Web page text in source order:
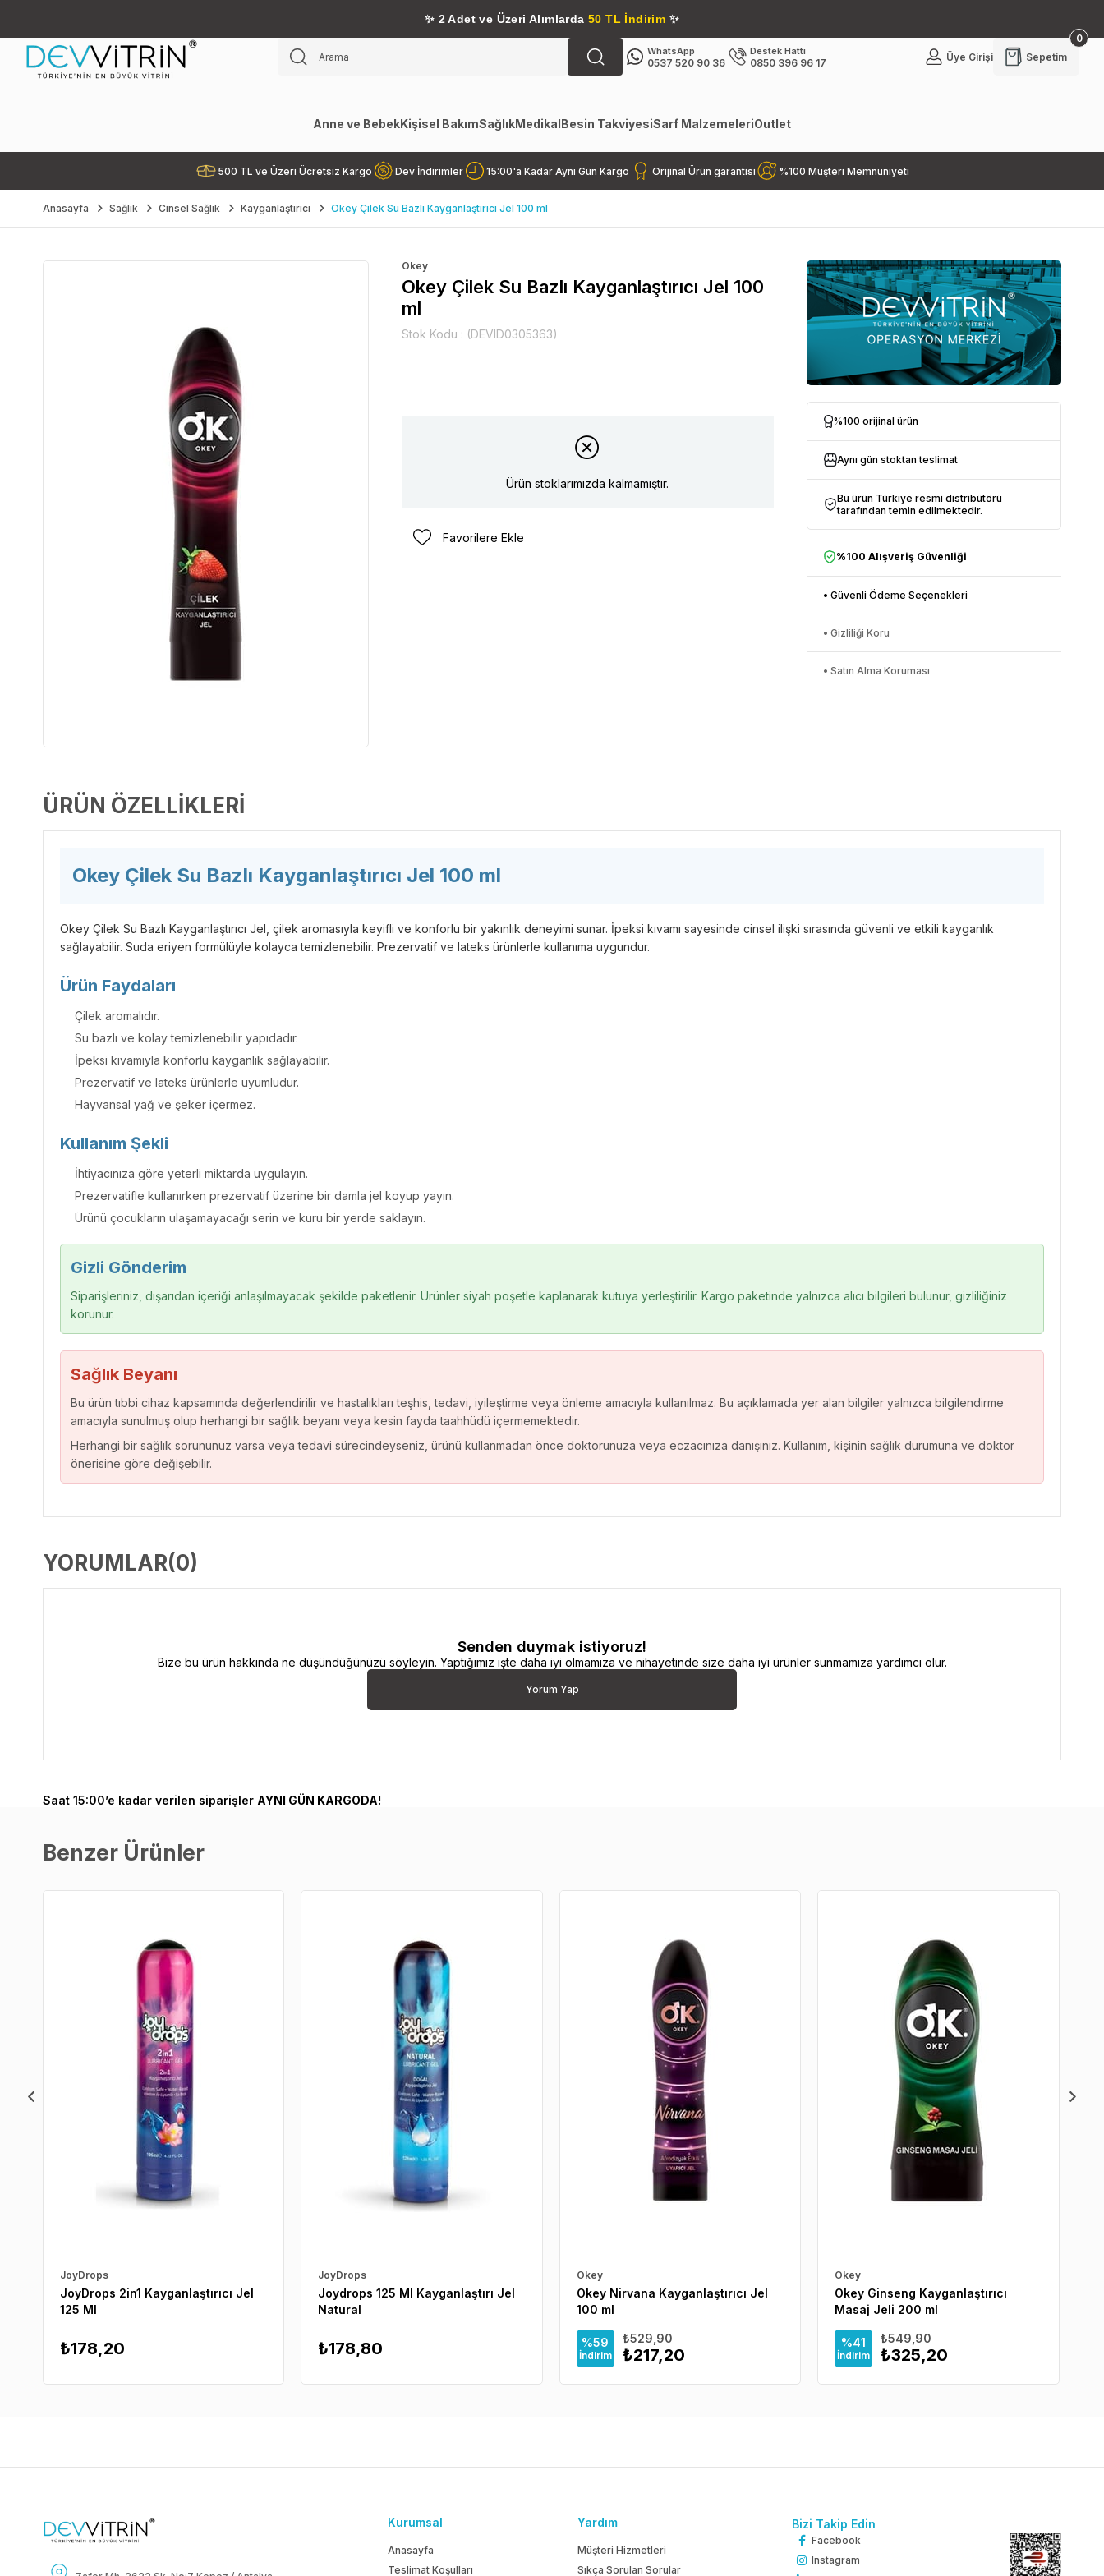
✨ 2 Adet ve Üzeri Alımlarda 50 TL İndirim ✨
WhatsApp
0537 520 90 36
Destek Hattı
0850 396 96 17 Üye Girişi Sepetim
0
Anne ve BebekKişisel BakımSağlıkMedikalBesin TakviyesiSarf MalzemeleriOutlet
500 TL ve Üzeri Ücretsiz Kargo Dev İndirimler 15:00'a Kadar Aynı Gün Kargo Orijinal Ürün garantisi %100 Müşteri Memnuniyeti
Anasayfa Sağlık Cinsel Sağlık Kayganlaştırıcı Okey Çilek Su Bazlı Kayganlaştırıcı Jel 100 ml
Okey
Okey Çilek Su Bazlı Kayganlaştırıcı Jel 100
ml
Stok Kodu (DEVID0305363)
Ürün stoklarımızda kalmamıştır.
Favorilere Ekle
%100 orijinal ürün
Aynı gün stoktan teslimat
Bu ürün Türkiye resmi distribütörü
tarafından temin edilmektedir.
%100 Alışveriş Güvenliği
• Güvenli Ödeme Seçenekleri
• Gizliliği Koru
• Satın Alma Koruması
ÜRÜN ÖZELLIKLERI
Okey Çilek Su Bazlı Kayganlaştırıcı Jel 100 ml
Okey Çilek Su Bazlı Kayganlaştırıcı Jel, çilek aromasıyla keyifli ve konforlu bir yakınlık deneyimi sunar. İpeksi kıvamı sayesinde cinsel ilişki sırasında güvenli ve etkili kayganlık
sağlayabilir. Suda eriyen formülüyle kolayca temizlenebilir. Prezervatif ve lateks ürünlerle kullanıma uygundur.
Ürün Faydaları
Çilek aromalıdır.
Su bazlı ve kolay temizlenebilir yapıdadır.
İpeksi kıvamıyla konforlu kayganlık sağlayabilir.
Prezervatif ve lateks ürünlerle uyumludur.
Hayvansal yağ ve şeker içermez.
Kullanım Şekli
İhtiyacınıza göre yeterli miktarda uygulayın.
Prezervatifle kullanırken prezervatif üzerine bir damla jel koyup yayın.
Ürünü çocukların ulaşamayacağı serin ve kuru bir yerde saklayın.
Gizli Gönderim
Siparişleriniz, dışarıdan içeriği anlaşılmayacak şekilde paketlenir. Ürünler siyah poşetle kaplanarak kutuya yerleştirilir. Kargo paketinde yalnızca alıcı bilgileri bulunur, gizliliğiniz
korunur.
Sağlık Beyanı
Bu ürün tıbbi cihaz kapsamında değerlendirilir ve hastalıkları teşhis, tedavi, iyileştirme veya önleme amacıyla kullanılmaz. Bu açıklamada yer alan bilgiler yalnızca bilgilendirme
amacıyla sunulmuş olup herhangi bir sağlık beyanı veya kesin fayda taahhüdü içermemektedir.
Herhangi bir sağlık sorununuz varsa veya tedavi sürecindeyseniz, ürünü kullanmadan önce doktorunuza veya eczacınıza danışınız. Kullanım, kişinin sağlık durumuna ve doktor
önerisine göre değişebilir.
YORUMLAR(0)
Senden duymak istiyoruz!
Bize bu ürün hakkında ne düşündüğünüzü söyleyin. Yaptığımız işte daha iyi olmamıza ve nihayetinde size daha iyi ürünler sunmamıza yardımcı olur.
Yorum Yap
Saat 15:00’e kadar verilen siparişler AYNI GÜN KARGODA!
Benzer Ürünler
JoyDrops
JoyDrops 2in1 Kayganlaştırıcı Jel
125 Ml
₺178,20
JoyDrops
Joydrops 125 Ml Kayganlaştırı Jel
Natural
₺178,80
Okey
Okey Nirvana Kayganlaştırıcı Jel
100 ml
%59
İndirim ₺217,20
₺529,90
Okey
Okey Ginseng Kayganlaştırıcı
Masaj Jeli 200 ml
%41
İndirim ₺325,20
₺549,90
Kurumsal
Anasayfa
Teslimat Koşulları
Yardım
Müşteri Hizmetleri
Sıkça Sorulan Sorular
Bizi Takip Edin
Facebook
Instagram